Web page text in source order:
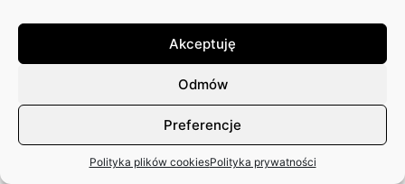
Akceptuję
Odmów
Preferencje
Polityka plików cookiesPolityka prywatności